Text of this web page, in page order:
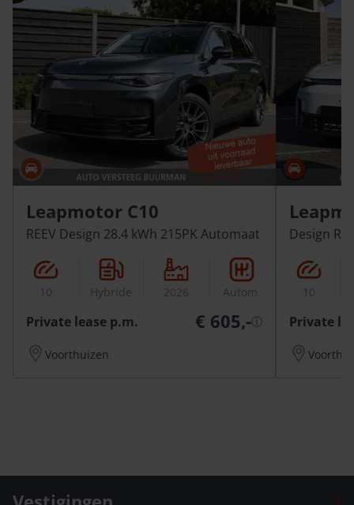
Leapmotor C10
REEV Design 28.4 kWh 215PK Automaat
10 Hybride 2026 Autom.
Private lease p.m. € 605,-ⓘ
Voorthuizen
Design
10
Private